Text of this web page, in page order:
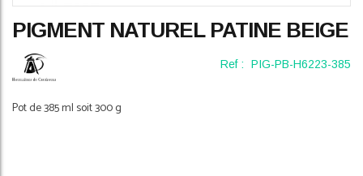
PIGMENT NATUREL PATINE BEIGE
Ref : PIG-PB-H6223-385
Pot de 385 ml soit 300 g
to
beginning
of
images